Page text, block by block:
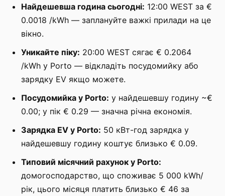
Найдешевша година сьогодні: 12:00 WEST за €
0.0018 /kWh — заплануйте важкі прилади на це
вікно.
Уникайте піку: 20:00 WEST сягає € 0.2064
/kWh у Porto — відкладіть посудомийку або
зарядку EV якщо можете.
Посудомийка у Porto: у найдешевшу годину ~€
0.00; у пік € 0.29 — значна річна економія.
Зарядка EV у Porto: 50 кВт-год зарядка у
найдешевшу годину коштує близько € 0.09.
Типовий місячний рахунок у Porto:
домогосподарство, що споживає 5 000 kWh/
рік, цього місяця платить близько € 46 за